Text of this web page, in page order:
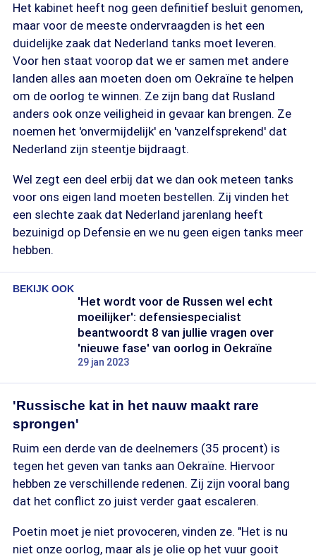
Het kabinet heeft nog geen definitief besluit genomen,
maar voor de meeste ondervraagden is het een
duidelijke zaak dat Nederland tanks moet leveren.
Voor hen staat voorop dat we er samen met andere
landen alles aan moeten doen om Oekraïne te helpen
om de oorlog te winnen. Ze zijn bang dat Rusland
anders ook onze veiligheid in gevaar kan brengen. Ze
noemen het 'onvermijdelijk' en 'vanzelfsprekend' dat
Nederland zijn steentje bijdraagt.
Wel zegt een deel erbij dat we dan ook meteen tanks
voor ons eigen land moeten bestellen. Zij vinden het
een slechte zaak dat Nederland jarenlang heeft
bezuinigd op Defensie en we nu geen eigen tanks meer
hebben.
BEKIJK OOK
'Het wordt voor de Russen wel echt
moeilijker': defensiespecialist
beantwoordt 8 van jullie vragen over
'nieuwe fase' van oorlog in Oekraïne
29 jan 2023
'Russische kat in het nauw maakt rare
sprongen'
Ruim een derde van de deelnemers (35 procent) is
tegen het geven van tanks aan Oekraïne. Hiervoor
hebben ze verschillende redenen. Zij zijn vooral bang
dat het conflict zo juist verder gaat escaleren.
Poetin moet je niet provoceren, vinden ze. "Het is nu
niet onze oorlog, maar als je olie op het vuur gooit